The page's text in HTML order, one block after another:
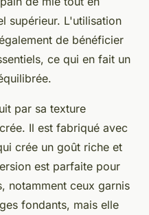
supérieur. L'utilisation
de bénéficier
ce qui en fait un
par sa texture
Il est fabriqué avec
crée un goût riche et
est parfaite pour
notamment ceux garnis
fondants, mais elle